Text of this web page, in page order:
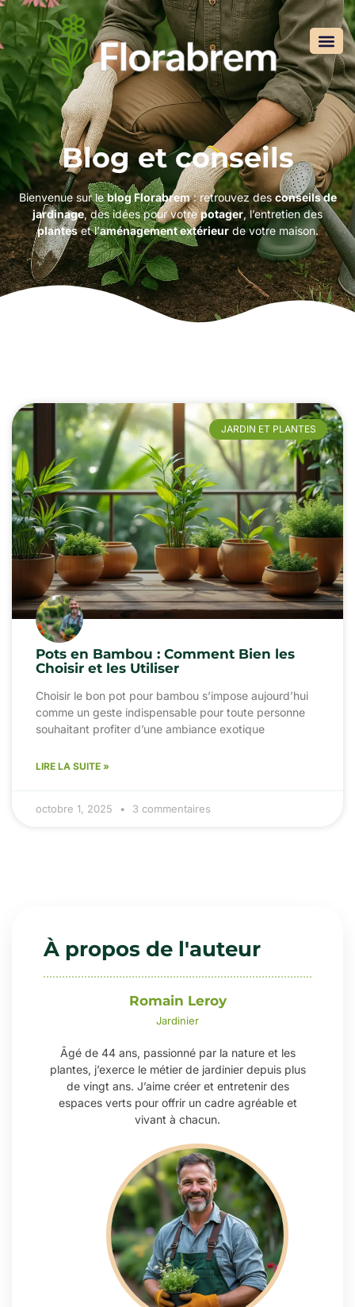
Blog et conseils
Bienvenue sur leblog Florabrem: retrouvez desconseils de
jardinage, des idées pour votrepotager, l’entretien des
planteset l’aménagement extérieurde votre maison.
JARDIN ET PLANTES
Pots en Bambou : Comment Bien les
Choisir et les Utiliser
Choisir le bon pot pour bambou s’impose aujourd’hui
comme un geste indispensable pour toute personne
souhaitant profiter d’une ambiance exotique
LIRE LA SUITE »
octobre 1, 2025 3 commentaires
À propos de l'auteur
Romain Leroy
Jardinier
Âgé de 44 ans, passionné par la nature et les
plantes, j’exerce le métier de jardinier depuis plus
de vingt ans. J’aime créer et entretenir des
espaces verts pour offrir un cadre agréable et
vivant à chacun.